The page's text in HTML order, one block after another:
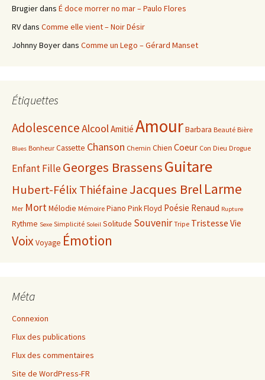
Brugierdans É doce morrer no mar – Paulo Flores
RVdans Comme elle vient – Noir Désir
Johnny Boyerdans Comme un Lego – Gérard Manset
Étiquettes
AdolescenceAlcoolAmitié AmourBarbara Beauté Bière
Blues Bonheur Cassette Chanson Chemin Chien Coeur Con Dieu Drogue
EnfantFilleGeorges BrassensGuitare
Hubert-Félix ThiéfaineJacques Brel Larme
Mer MortMélodie Mémoire Piano Pink Floyd Poésie Renaud Rupture
Rythme Sexe Simplicité Soleil Solitude Souvenir Tripe Tristesse Vie
VoixVoyage Émotion
Méta
Connexion
Flux des publications
Flux des commentaires
Site de WordPress-FR